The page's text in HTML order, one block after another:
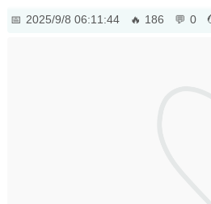
2025/9/8 06:11:44 186 0